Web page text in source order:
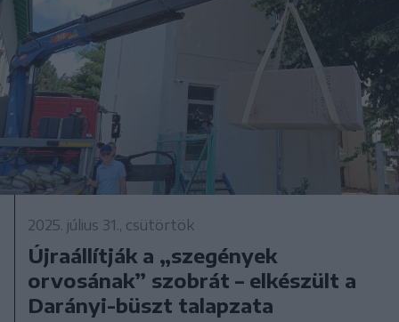
2025. július 31., csütörtök
Újraállítják a „szegények
orvosának” szobrát – elkészült a
Darányi-büszt talapzata